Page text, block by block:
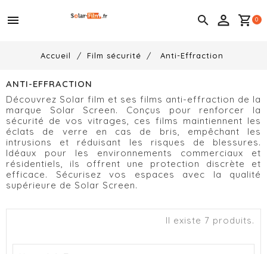
menu shopping_cart 0

Accueil Film sécurité Anti-Effraction
ANTI-EFFRACTION
Découvrez Solar film et ses films anti-effraction de la
marque Solar Screen. Conçus pour renforcer la
sécurité de vos vitrages, ces films maintiennent les
éclats de verre en cas de bris, empêchant les
intrusions et réduisant les risques de blessures.
Idéaux pour les environnements commerciaux et
résidentiels, ils offrent une protection discrète et
efficace. Sécurisez vos espaces avec la qualité
supérieure de Solar Screen.
Il existe 7 produits.